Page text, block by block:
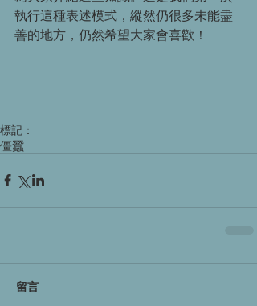
執行這種表述模式，縱然仍很多未能盡
善的地方，仍然希望大家會喜歡！
標記：
僵蠶
留言